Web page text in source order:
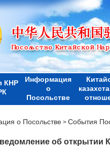
КНР
Информация
о
Посольстве
о Посольстве> События
об открытии